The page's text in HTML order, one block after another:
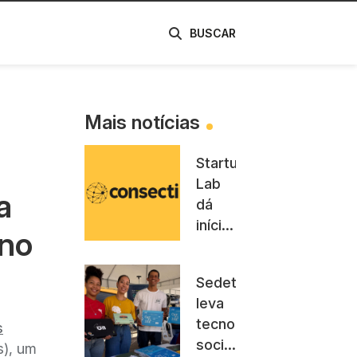
BUSCAR
um
Mais notícias
Startup
Lab
dá
início
rodada
no RS
Sedetec
leva
tecnologias
sociais